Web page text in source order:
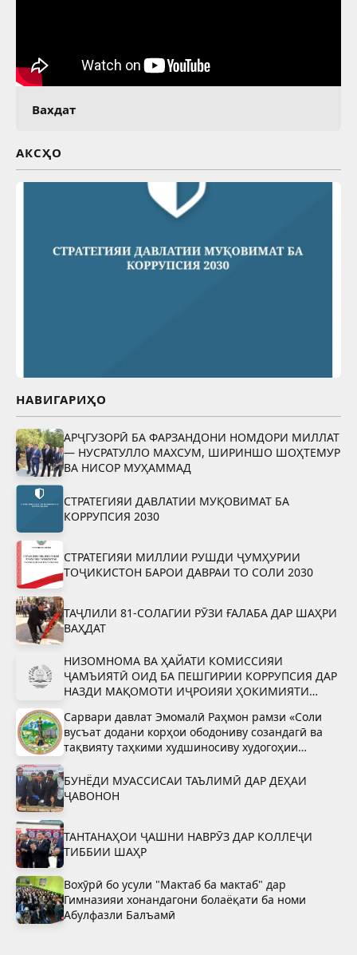
Вахдат
АКСҲО
НАВИГАРИҲО
АРҶГУЗОРӢ БА ФАРЗАНДОНИ НОМДОРИ МИЛЛАТ
— НУСРАТУЛЛО МАХСУМ, ШИРИНШО ШОҲТЕМУР
ВА НИСОР МУҲАММАД
СТРАТЕГИЯИ ДАВЛАТИИ МУҚОВИМАТ БА
КОРРУПСИЯ 2030
СТРАТЕГИЯИ МИЛЛИИ РУШДИ ҶУМҲУРИИ
ТОҶИКИСТОН БАРОИ ДАВРАИ ТО СОЛИ 2030
ТАҶЛИЛИ 81-СОЛАГИИ РӮЗИ ҒАЛАБА ДАР ШАҲРИ
ВАҲДАТ
НИЗОМНОМА ВА ҲАЙАТИ КОМИССИЯИ
ҶАМЪИЯТӢ ОИД БА ПЕШГИРИИ КОРРУПСИЯ ДАР
НАЗДИ МАҚОМОТИ ИҶРОИЯИ ҲОКИМИЯТИ
Сарвари давлат Эмомалӣ Раҳмон рамзи «Соли
вусъат додани корҳои ободониву созандагӣ ва
тақвияту таҳкими худшиносиву худогоҳии
БУНЁДИ МУАССИСАИ ТАЪЛИМӢ ДАР ДЕҲАИ
ҶАВОНОН
ТАНТАНАҲОИ ҶАШНИ НАВРӮЗ ДАР КОЛЛЕҶИ
ТИББИИ ШАҲР
Вохӯрӣ бо усули "Мактаб ба мактаб" дар
Гимназияи хонандагони болаёқати ба номи
Абулфазли Балъамӣ